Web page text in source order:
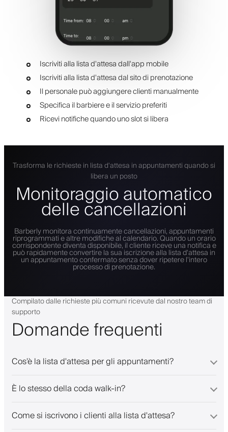
Iscriviti alla lista d'attesa dall'app mobile
Iscriviti alla lista d'attesa dal sito di prenotazione
Il personale può aggiungere clienti manualmente
Specifica il barbiere e il servizio preferiti
Ricevi notifiche quando uno slot si libera
Trasforma le richieste in lista d'attesa in appuntamenti quando si
libera un posto
Monitoraggio automatico
delle cancellazioni
Barberly monitora continuamente cancellazioni, appuntamenti
riprogrammati e altre modifiche al calendario. Quando un orario
corrispondente diventa disponibile, il cliente riceve una notifica e
può rapidamente convertire la sua iscrizione alla lista d'attesa in
un appuntamento confermato senza dover ripetere l'intero
processo di prenotazione.
Compilato dalle richieste più comuni ricevute dal nostro team di
supporto
Domande frequenti
Cos'è la lista d'attesa per gli appuntamenti?
È lo stesso della coda walk-in?
Come si iscrivono i clienti alla lista d'attesa?